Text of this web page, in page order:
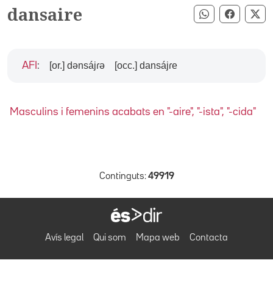
dansaire Compartir
AFI : [or.] dənsájɾə [occ.] dansájɾe
Masculins i femenins acabats en "-aire", "-ista", "-cida"
Continguts: 49919
Avís legal Qui som Mapa web Contacta